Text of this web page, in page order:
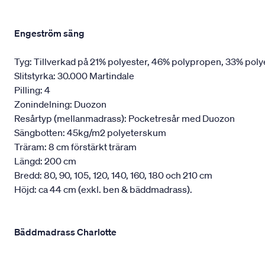
Engeström säng
Tyg: Tillverkad på 21% polyester, 46% polypropen, 33%
Slitstyrka: 30.000 Martindale
Pilling: 4
Zonindelning: Duozon
Resårtyp (mellanmadrass): Pocketresår med Duozon
Sängbotten: 45kg/m2 polyeterskum
Träram: 8 cm förstärkt träram
Längd: 200 cm
Bredd: 80, 90, 105, 120, 140, 160, 180 och 210 cm
Höjd: ca 44 cm (exkl. ben & bäddmadrass).
Bäddmadrass Charlotte